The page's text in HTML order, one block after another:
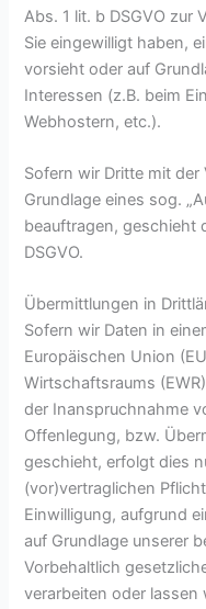
Abs. 1 lit. b DSGVO zur
Sie eingewilligt haben,
vorsieht oder auf
Interessen (z.B. beim
Webhostern, etc.).
Sofern wir Dritte mit
Grundlage eines sog.
beauftragen, geschieht
DSGVO.
Übermittlungen in
Sofern wir Daten in
Europäischen Union
Wirtschaftsraums
der Inanspruchnahme
Offenlegung, bzw.
geschieht, erfolgt dies
(vor)vertraglichen
Einwilligung, aufgrund
auf Grundlage unserer
Vorbehaltlich
verarbeiten oder lassen